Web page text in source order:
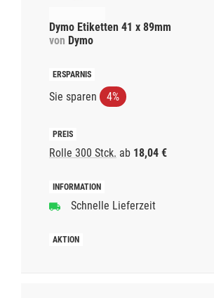
Dymo Etiketten 41 x 89mm
von Dymo
Sie sparen 4%
Rolle 300 Stck. ab 18,04 €
Schnelle Lieferzeit